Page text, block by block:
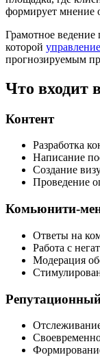
формирует мнение
Грамотное ведение
которой
прогнозируемым
Что входит
Контент
Разработка
Написание
Создание
Проведение
Комьюнити-
Ответы на
Работа с
Модерация